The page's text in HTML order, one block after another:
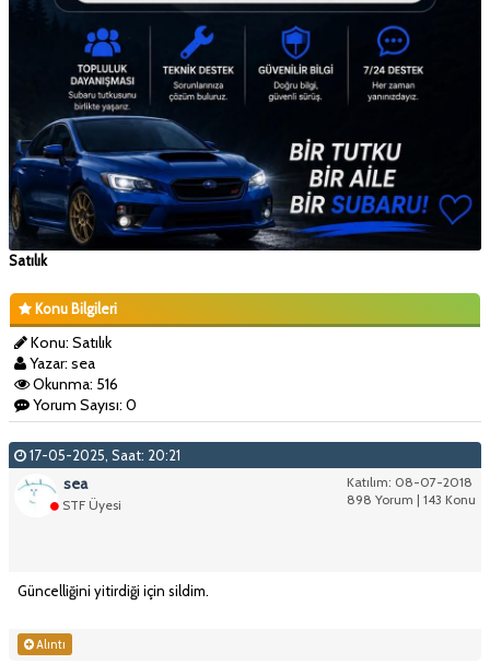
Satılık
Konu Bilgileri
Konu: Satılık
Yazar: sea
Okunma: 516
Yorum Sayısı: 0
17-05-2025, Saat: 20:21
Katılım: 08-07-2018
898 Yorum | 143 Konu
sea
STF Üyesi
Güncelliğini yitirdiği için sildim.
Alıntı